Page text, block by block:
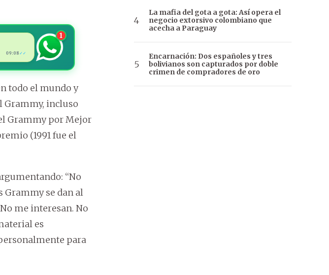
09:08 ✓✓
1
todo el mundo y
Grammy, incluso
Grammy por Mejor
(1991 fue el
“No
Grammy se dan al
me interesan. No
es
para
La mafia del gota a gota: Así opera el
negocio extorsivo colombiano que
acecha a Paraguay
Encarnación: Dos españoles y tres
bolivianos son capturados por doble
crimen de compradores de oro